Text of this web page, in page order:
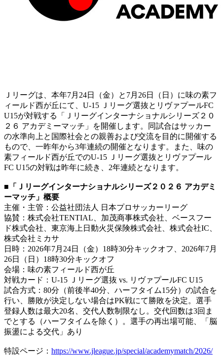
Ｊリーグは、本年7月24日（金）と7月26日（日）に味の素フ
ィールド西が丘にて、U-15 Ｊリーグ選抜とリヴァプールFC
U15が対戦する「Ｊリーグインターナショナルシリーズ２０
２６ アカデミーマッチ」を開催します。同試合はサッカー
の水準向上と国際社会との親善および交流を目的に開催する
もので、一昨年から3年連続の開催となります。また、味の
素フィールド西が丘でのU-15 Ｊリーグ選抜とリヴァプール
FC U15の対戦は昨年に続き、2年連続となります。
■「Ｊリーグインターナショナルシリーズ２０２６ アカデミ
ーマッチ」概要
主催・主管：公益社団法人 日本プロサッカーリーグ
協賛：株式会社TENTIAL、加茂商事株式会社、ベースフー
ド株式会社、東京海上日動火災保険株式会社、株式会社IC、
株式会社ミカサ
日時：2026年7月24日（金）18時30分キックオフ、2026年7月
26日（日）18時30分キックオフ
会場：味の素フィールド西が丘
対戦カード：U-15 Ｊリーグ選抜 vs. リヴァプールFC U15
試合方式：80分（前後半40分、ハーフタイム15分）の試合を
行い、勝敗が決定しない場合はPK戦にて勝敗を決定。選手
登録人数は最大20名、交代人数制限なし。交代回数は3回ま
でとする（ハーフタイムを除く）。選手の再出場可能、「脳
振盪による交代」あり
特設ページ： https://www.jleague.jp/special/academymatch/2026/